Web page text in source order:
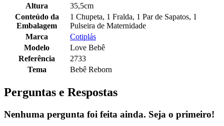
Altura
35,5cm
Conteúdo da
Embalagem
1 Chupeta, 1 Fralda, 1 Par de Sapatos, 1
Pulseira de Maternidade
Marca
Cotiplás
Modelo
Love Bebê
Referência
2733
Tema
Bebê Reborn
Perguntas e Respostas
Nenhuma pergunta foi feita ainda. Seja o primeiro!